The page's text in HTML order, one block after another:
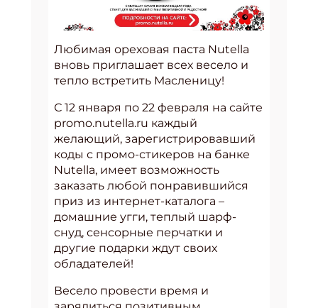
Любимая ореховая паста Nutella
вновь приглашает всех весело и
тепло встретить Масленицу!
С 12 января по 22 февраля на сайте
promo.nutella.ru каждый
желающий, зарегистрировавший
коды с промо-стикеров на банке
Nutella, имеет возможность
заказать любой понравившийся
приз из интернет-каталога –
домашние угги, теплый шарф-
снуд, сенсорные перчатки и
другие подарки ждут своих
обладателей!
Весело провести время и